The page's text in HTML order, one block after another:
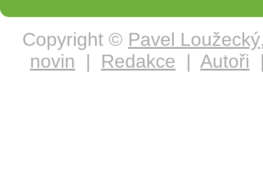
Copyright © Pavel Loužecký
novin | Redakce | Autoři